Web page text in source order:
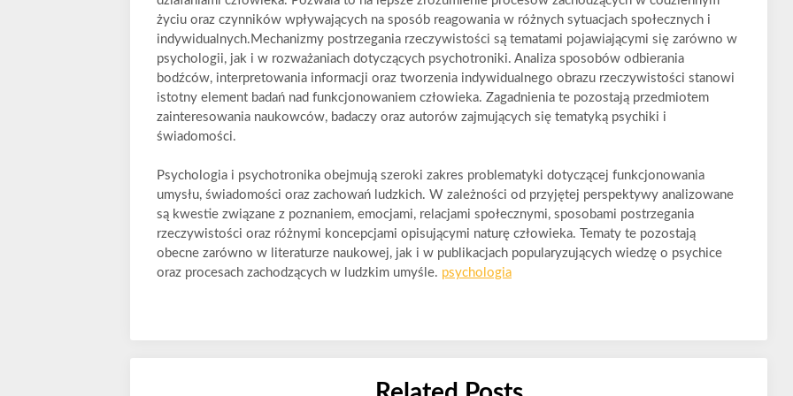
życiu oraz czynników wpływających na sposób reagowania w różnych sytuacjach społecznych i
indywidualnych.Mechanizmy postrzegania rzeczywistości są tematami pojawiającymi się zarówno w
psychologii, jak i w rozważaniach dotyczących psychotroniki. Analiza sposobów odbierania
bodźców, interpretowania informacji oraz tworzenia indywidualnego obrazu rzeczywistości stanowi
istotny element badań nad funkcjonowaniem człowieka. Zagadnienia te pozostają przedmiotem
zainteresowania naukowców, badaczy oraz autorów zajmujących się tematyką psychiki i
świadomości.
Psychologia i psychotronika obejmują szeroki zakres problematyki dotyczącej funkcjonowania
umysłu, świadomości oraz zachowań ludzkich. W zależności od przyjętej perspektywy analizowane
są kwestie związane z poznaniem, emocjami, relacjami społecznymi, sposobami postrzegania
rzeczywistości oraz różnymi koncepcjami opisującymi naturę człowieka. Tematy te pozostają
obecne zarówno w literaturze naukowej, jak i w publikacjach popularyzujących wiedzę o psychice
oraz procesach zachodzących w ludzkim umyśle. psychologia